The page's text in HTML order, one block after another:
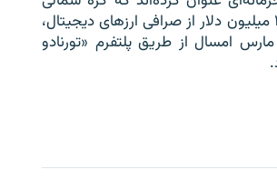
پس از سرقت ۱۴۷.۵ میلیون دلار از صرافی ارزهای دیجیتال،
امسال از طریق پلتفرم «تورنادو